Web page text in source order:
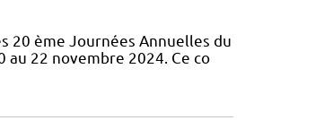
20 ème Journées Annuelles du
au 22 novembre 2024. Ce co